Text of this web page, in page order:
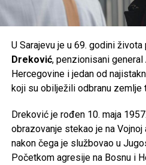
U Sarajevu je u 69. godini života
Dreković, penzionisani
Hercegovine i jedan od
koji su obilježili odbranu zemlje
Dreković je rođen 10. maja
obrazovanje stekao je na Vojnoj
nakon čega je službovao u
Početkom agresije na Bosnu i